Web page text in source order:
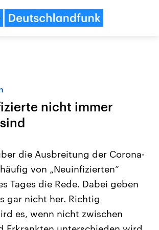
Anhalt
am 6.
neuen
wird das
Koalition aus
USA
Aktuelle Beiträge,
Hintergründe
Wirtschaftlich und
gehören die Vereinigten
den mächtigsten Ländern
mit großem Einfluss auf
nicht immer
die Ausbreitung der Corona-
von „Neuinfizierten“
Tages die Rede. Dabei geben
gar nicht her. Richtig
es, wenn nicht zwischen